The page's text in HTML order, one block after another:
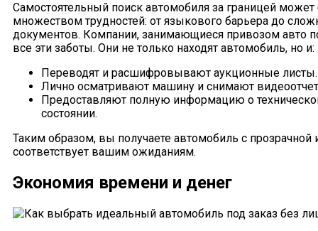
Самостоятельный поиск автомобиля за границей
множеством трудностей: от языкового барьера до
документов. Компании, занимающиеся привозом авто
все эти заботы. Они не только находят автомобиль, но и:
Переводят и расшифровывают аукционные листы.
Лично осматривают машину и снимают
Предоставляют полную информацию о
состоянии.
Таким образом, вы получаете автомобиль с прозрачной
соответствует вашим ожиданиям.
Экономия времени и денег